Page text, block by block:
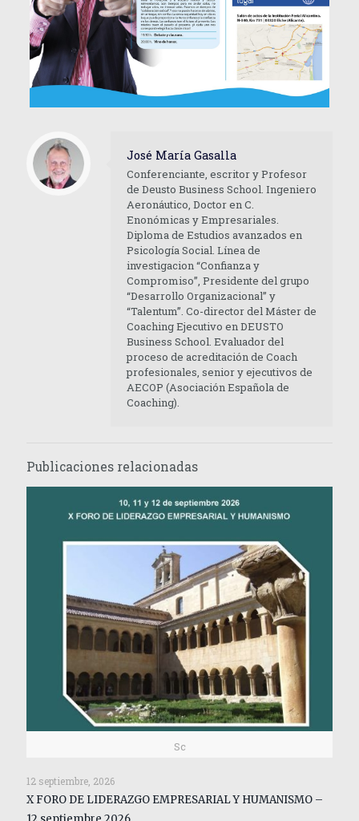
José María Gasalla
Conferenciante, escritor y Profesor
de Deusto Business School. Ingeniero
Aeronáutico, Doctor en C.
Enonómicas y Empresariales.
Diploma de Estudios avanzados en
Psicología Social. Línea de
investigacion “Confianza y
Compromiso”, Presidente del grupo
“Desarrollo Organizacional” y
“Talentum”. Co-director del Máster de
Coaching Ejecutivo en DEUSTO
Business School. Evaluador del
proceso de acreditación de Coach
profesionales, senior y ejecutivos de
AECOP (Asociación Española de
Coaching).
Publicaciones relacionadas
Sc
12 septiembre, 2026
X FORO DE LIDERAZGO EMPRESARIAL Y HUMANISMO –